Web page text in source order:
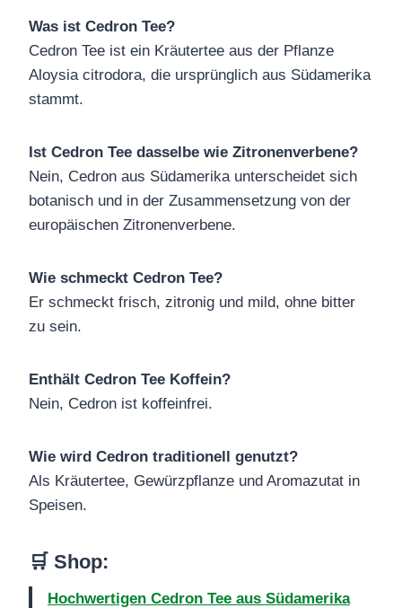
Was ist Cedron Tee?
Cedron Tee ist ein Kräutertee aus der Pflanze
Aloysia citrodora, die ursprünglich aus Südamerika
stammt.
Ist Cedron Tee dasselbe wie Zitronenverbene?
Nein, Cedron aus Südamerika unterscheidet sich
botanisch und in der Zusammensetzung von der
europäischen Zitronenverbene.
Wie schmeckt Cedron Tee?
Er schmeckt frisch, zitronig und mild, ohne bitter
zu sein.
Enthält Cedron Tee Koffein?
Nein, Cedron ist koffeinfrei.
Wie wird Cedron traditionell genutzt?
Als Kräutertee, Gewürzpflanze und Aromazutat in
Speisen.
🛒 Shop:
Hochwertigen Cedron Tee aus Südamerika